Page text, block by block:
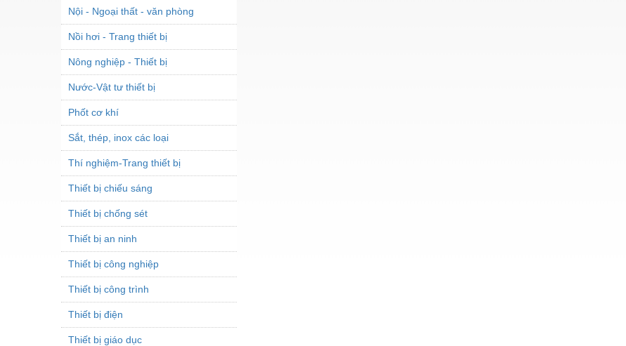
Nội - Ngoại thất - văn phòng
Nồi hơi - Trang thiết bị
Nông nghiệp - Thiết bị
Nước-Vật tư thiết bị
Phốt cơ khí
Sắt, thép, inox các loại
Thí nghiệm-Trang thiết bị
Thiết bị chiếu sáng
Thiết bị chống sét
Thiết bị an ninh
Thiết bị công nghiệp
Thiết bị công trình
Thiết bị điện
Thiết bị giáo dục